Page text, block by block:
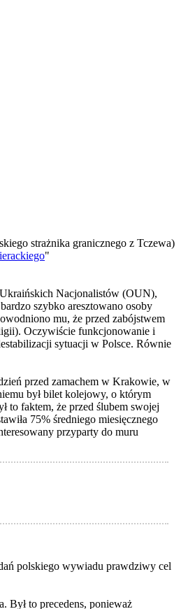
strażnika granicznego z Tczewa)
"
Ukraińskich Nacjonalistów (OUN),
szybko aresztowano osoby
mu, że przed zabójstwem
Oczywiście funkcjonowanie i
sytuacji w Polsce. Równie
przed zamachem w Krakowie, w
był bilet kolejowy, o którym
to faktem, że przed ślubem swojej
75% średniego miesięcznego
przyparty do muru
polskiego wywiadu prawdziwy cel
Był to precedens, ponieważ